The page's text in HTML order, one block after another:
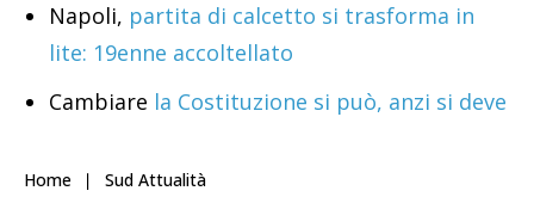
Napoli, partita di calcetto si trasforma in
lite: 19enne accoltellato
Cambiare la Costituzione si può, anzi si deve
Home Sud Attualità